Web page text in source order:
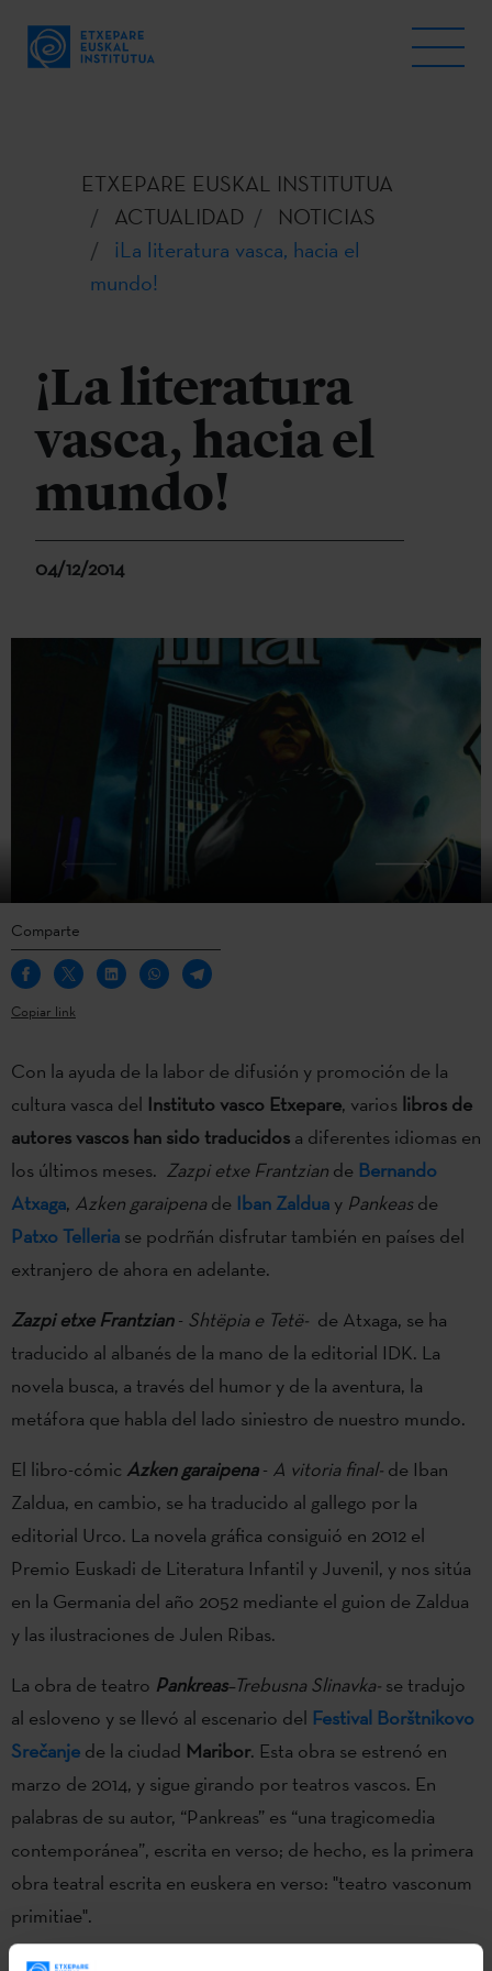
ETXEPARE EUSKAL INSTITUTUA
ACTUALIDAD
NOTICIAS
¡La literatura vasca, hacia el
mundo!
¡La literatura
vasca, hacia el
mundo!
04/12/2014
Comparte
Copiar link
Con la ayuda de la labor de difusión y promoción de la
cultura vasca del Instituto vasco Etxepare, varios libros de
autores vascos han sido traducidos a diferentes idiomas en
los últimos meses. Zazpi etxe Frantzian de Bernando
Atxaga, Azken garaipenade Iban Zaldua y Pankeasde
Patxo Telleria se podrñán disfrutar también en países del
extranjero de ahora en adelante.
Zazpi etxe Frantzian- Shtëpia e Tetë- de Atxaga, se ha
traducido al albanés de la mano de la editorial IDK. La
novela busca, a través del humor y de la aventura, la
metáfora que habla del lado siniestro de nuestro mundo.
El libro-cómic Azken garaipena- A vitoria final- de Iban
Zaldua, en cambio, se ha traducido al gallego por la
editorial Urco. La novela gráfica consiguió en 2012 el
Premio Euskadi de Literatura Infantil y Juvenil, y nos sitúa
en la Germania del año 2052 mediante el guion de Zaldua
y las ilustraciones de Julen Ribas.
La obra de teatro Pankreas–Trebusna Slinavka- se tradujo
al esloveno y se llevó al escenario del Festival Borštnikovo
Srečanje de la ciudad Maribor. Esta obra se estrenó en
marzo de 2014, y sigue girando por teatros vascos. En
palabras de su autor, “Pankreas” es “una tragicomedia
contemporánea”, escrita en verso; de hecho, es la primera
obra teatral escrita en euskera en verso: "teatro vasconum
primitiae".
Con la ayuda de la labor de difusión y promoción de la